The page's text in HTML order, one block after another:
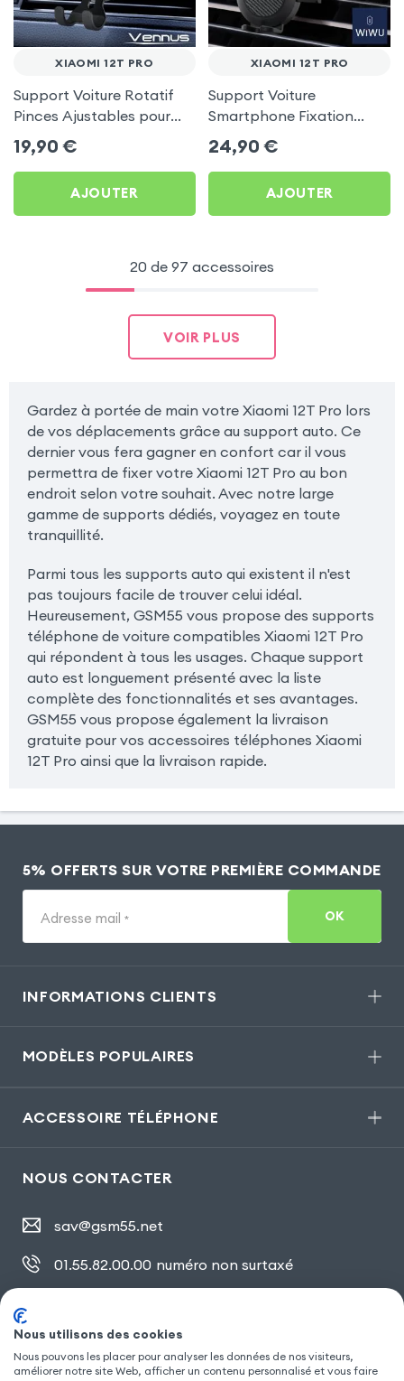
XIAOMI 12T PRO
Support Voiture Rotatif
Pinces Ajustables pour
Xiaomi 12T Pro
19,90 €
AJOUTER
XIAOMI 12T PRO
Support Voiture
Smartphone Fixation
Ventouse Noir, Wiwu pour
Xiaomi 12T Pro
24,90 €
AJOUTER
20 de 97 accessoires
VOIR PLUS
Gardez à portée de main votre Xiaomi 12T Pro lors
de vos déplacements grâce au support auto. Ce
dernier vous fera gagner en confort car il vous
permettra de fixer votre Xiaomi 12T Pro au bon
endroit selon votre souhait. Avec notre large
gamme de supports dédiés, voyagez en toute
tranquillité.
Parmi tous les supports auto qui existent il n'est
pas toujours facile de trouver celui idéal.
Heureusement, GSM55 vous propose des supports
téléphone de voiture compatibles Xiaomi 12T Pro
qui répondent à tous les usages. Chaque support
auto est longuement présenté avec la liste
complète des fonctionnalités et ses avantages.
GSM55 vous propose également la livraison
gratuite pour vos accessoires téléphones Xiaomi
12T Pro ainsi que la livraison rapide.
5% OFFERTS SUR VOTRE PREMIÈRE COMMANDE
Adresse mail * OK
INFORMATIONS CLIENTS
MODÈLES POPULAIRES
ACCESSOIRE TÉLÉPHONE
NOUS CONTACTER
sav@gsm55.net
01.55.82.00.00 numéro non surtaxé
SUIVEZ NOUS
Nous utilisons des cookies
Nous pouvons les placer pour analyser les données de nos visiteurs,
améliorer notre site Web, afficher un contenu personnalisé et vous faire